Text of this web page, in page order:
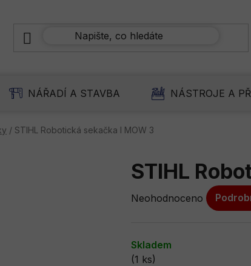
NÁŘADÍ A STAVBA NÁSTROJE A
/ STIHL Robotická sekačka I MOW 3
STIHL
Průměrné
je
0,0
Neohodnoceno
Skladem
(1 ks)